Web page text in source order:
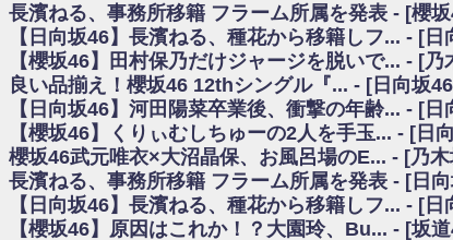
乃木坂46アンテナ / 【櫻坂46】ハリソン守屋「ゆーづのせいです」【
乃木坂あんてな ～乃木坂46・欅坂46・日向坂46のニュース・情報・
日向坂46まとめのまとめ / 【日向坂46】この月、何かあるのか！？『
日向坂46まとめのまとめ / 【元日向坂46】この卒業生、めちゃくちゃ
欅坂/日向坂46まとめのまとめ / 【櫻坂46】リアルミーグリであの販売
乃木坂46アンテナ / 【櫻坂46】ミーグリで喧嘩！？山下瞳月、これは
乃木坂あんてな ～乃木坂46・欅坂46・日向坂46のニュース・情報・
日向坂46まとめのまとめ / 【日向坂46】富田鈴花、次の事務所が決ま
日向坂46まとめのまとめ / 【日向坂46】富田鈴花、次の事務所が決ま
乃木坂46アンテナ / 【日向坂46】この月、何かあるのか！？『お願い
乃木坂あんてな ～乃木坂46・欅坂46・日向坂46のニュース・情報・
長濱ねる、事務所移籍 フラーム所属を発表 - [櫻
【日向坂46】長濱ねる、種花から移籍しフ... - [
【櫻坂46】田村保乃だけジャージを脱いで... - [
良い品揃え！櫻坂46 12thシングル『... - [日向坂
【日向坂46】河田陽菜卒業後、衝撃の年齢... - [
【櫻坂46】くりぃむしちゅーの2人を手玉... - [日
櫻坂46武元唯衣×大沼晶保、お風呂場のE... - [乃
長濱ねる、事務所移籍 フラーム所属を発表 - [日
【日向坂46】長濱ねる、種花から移籍しフ... - [
【櫻坂46】原因はこれか！？大園玲、Bu... - [坂